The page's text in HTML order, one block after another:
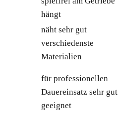
hängt
näht sehr gut
verschiedenste
Materialien
für professionellen
Dauereinsatz sehr gut
geeignet